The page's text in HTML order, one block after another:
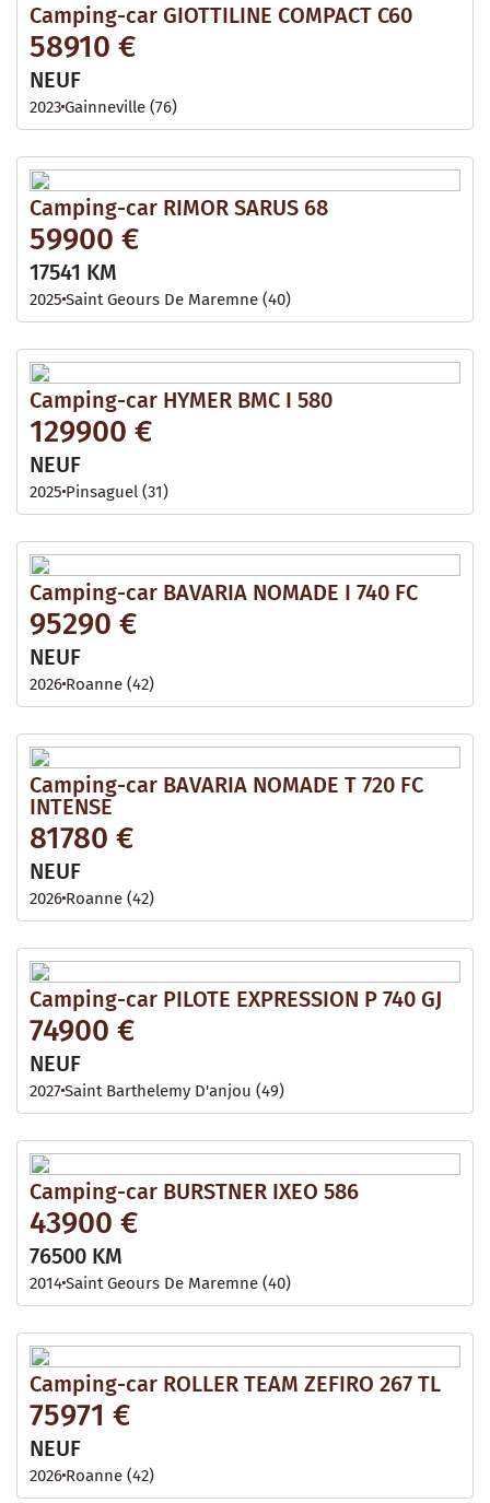
Camping-car GIOTTILINE COMPACT C60
58910 €
NEUF
2023Gainneville (76)
Camping-car RIMOR SARUS 68
59900 €
17541 KM
2025 Saint Geours De Maremne (40)
Camping-car HYMER BMC I 580
129900 €
NEUF
2025 Pinsaguel (31)
Camping-car BAVARIA NOMADE I 740 FC
95290 €
NEUF
2026 Roanne (42)
Camping-car BAVARIA NOMADE T 720 FC
INTENSE
81780 €
NEUF
2026 Roanne (42)
Camping-car PILOTE EXPRESSION P 740 GJ
74900 €
NEUF
2027Saint Barthelemy D'anjou (49)
Camping-car BURSTNER IXEO 586
43900 €
76500 KM
2014Saint Geours De Maremne (40)
Camping-car ROLLER TEAM ZEFIRO 267 TL
75971 €
NEUF
2026 Roanne (42)